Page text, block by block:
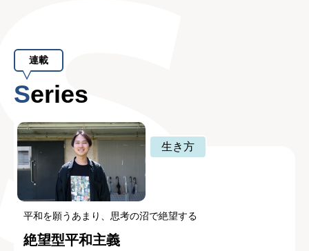
連載
Series
生き方
平和を願うあまり、思考の沼で絶望する
絶望型平和主義